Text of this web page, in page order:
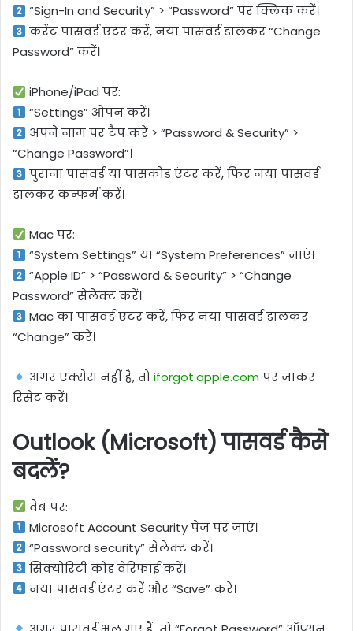
“Sign-In and Security” > “Password” पर क्लिक करें।
करेंट पासवर्ड एंटर करें, नया पासवर्ड डालकर “Change
Password” करें।
iPhone/iPad पर:
“Settings” ओपन करें।
अपने नाम पर टैप करें > “Password & Security” >
“Change Password”।
पुराना पासवर्ड या पासकोड एंटर करें, फिर नया पासवर्ड
डालकर कन्फर्म करें।
Mac पर:
“System Settings” या “System Preferences” जाएं।
“Apple ID” > “Password & Security” > “Change
Password” सेलेक्ट करें।
Mac का पासवर्ड एंटर करें, फिर नया पासवर्ड डालकर
“Change” करें।
अगर एक्सेस नहीं है, तोiforgot.apple.comपर जाकर
रिसेट करें।
Outlook (Microsoft) पासवर्ड कैसे
बदलें?
वेब पर:
Microsoft Account Security पेज पर जाएं।
“Password security” सेलेक्ट करें।
सिक्योरिटी कोड वेरिफाई करें।
नया पासवर्ड एंटर करें और “Save” करें।